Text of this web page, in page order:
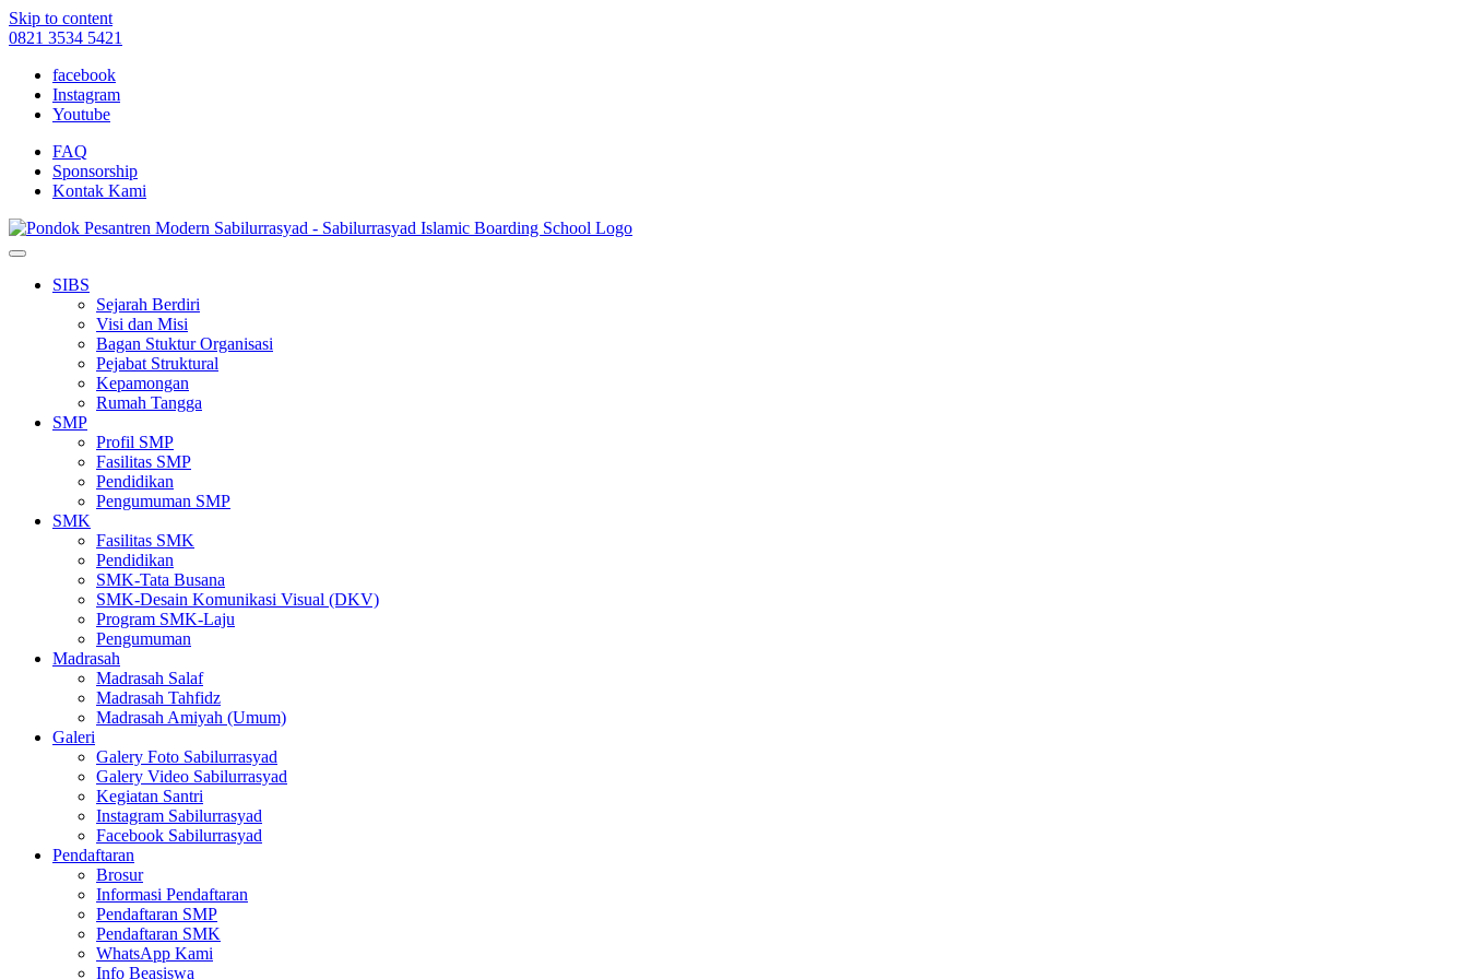
Skip to content
0821 3534 5421
facebook
Instagram
Youtube
FAQ
Sponsorship
Kontak Kami
SIBS
Sejarah Berdiri
Visi dan Misi
Bagan Stuktur Organisasi
Pejabat Struktural
Kepamongan
Rumah Tangga
SMP
Profil SMP
Fasilitas SMP
Pendidikan
Pengumuman SMP
SMK
Fasilitas SMK
Pendidikan
SMK-Tata Busana
SMK-Desain Komunikasi Visual (DKV)
Program SMK-Laju
Pengumuman
Madrasah
Madrasah Salaf
Madrasah Tahfidz
Madrasah Amiyah (Umum)
Galeri
Galery Foto Sabilurrasyad
Galery Video Sabilurrasyad
Kegiatan Santri
Instagram Sabilurrasyad
Facebook Sabilurrasyad
Pendaftaran
Brosur
Informasi Pendaftaran
Pendaftaran SMP
Pendaftaran SMK
WhatsApp Kami
Info Beasiswa